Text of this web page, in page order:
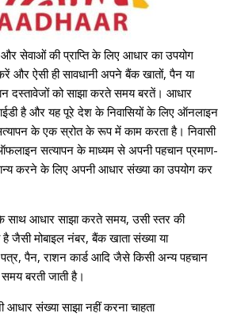
और सेवाओं की प्राप्ति के लिए आधार का उपयोग
ऐसी ही सावधानी अपने बैंक खातों, पैन या
दस्तावेजों को साझा करते समय बरतें। आधार
है और यह पूरे देश के निवासियों के लिए ऑनलाइन
के एक स्रोत के रूप में काम करता है। निवासी
सत्यापन के माध्यम से अपनी पहचान प्रमाण-
करने के लिए अपनी आधार संख्या का उपयोग कर
साथ आधार साझा करते समय, उसी स्तर की
है जैसी मोबाइल नंबर, बैंक खाता संख्या या
पत्र, पैन, राशन कार्ड आदि जैसे किसी अन्य पहचान
बरती जाती है।
आधार संख्या साझा नहीं करना चाहता